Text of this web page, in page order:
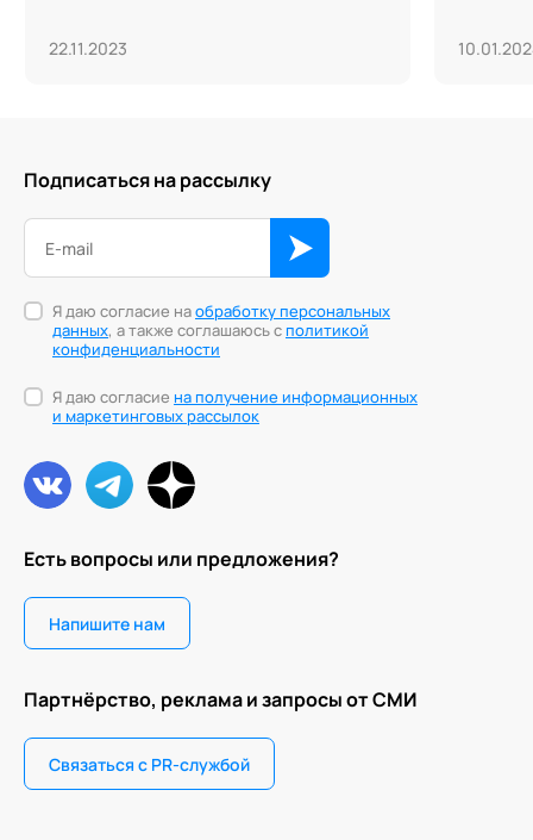
22.11.2023
Есть вопросы или предложения?
Напишите нам
Партнёрство, реклама и запросы от СМИ
Связаться с PR-службой
Подписаться на рассылку
Я даю согласие наобработку персональных
данных, а также соглашаюсь сполитикой
конфиденциальности
Я даю согласие на получение информационных
и маркетинговых рассылок